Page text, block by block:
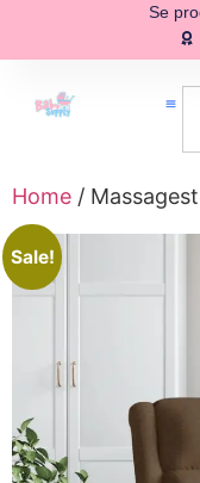
Se
Home /
Sale!